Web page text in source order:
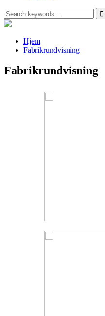
Hjem
Fabrikrundvisning
Fabrikrundvisning